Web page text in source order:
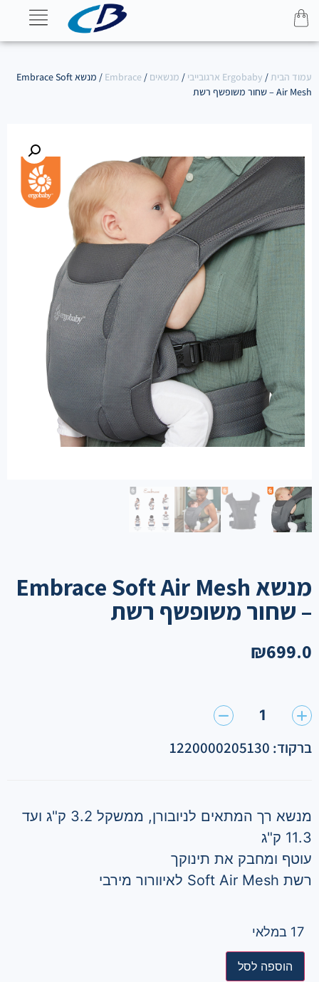
עמוד הבית/ Ergobaby ארגובייבי / מנשאים /
Embrace
/ מנשא Embrace Soft
Air Mesh – שחור משופשף רשת
מנשא Embrace Soft Air Mesh
– שחור משופשף רשת
₪699.0
1
ברקוד: 1220000205130
מנשא רך המתאים לניובורן, ממשקל 3.2 ק"ג ועד
11.3 ק"ג
עוטף ומחבק את תינוקך
רשת Soft Air Mesh לאיוורור מירבי
17 במלאי
הוספה לסל